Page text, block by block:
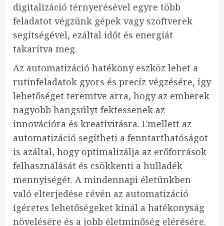
digitalizáció térnyerésével egyre több
feladatot végzünk gépek vagy szoftverek
segítségével, ezáltal időt és energiát
takarítva meg.
Az automatizáció hatékony eszköz lehet a
rutinfeladatok gyors és precíz végzésére, így
lehetőséget teremtve arra, hogy az emberek
nagyobb hangsúlyt fektessenek az
innovációra és kreativitásra. Emellett az
automatizáció segítheti a fenntarthatóságot
is azáltal, hogy optimalizálja az erőforrások
felhasználását és csökkenti a hulladék
mennyiségét. A mindennapi életünkben
való elterjedése révén az automatizáció
ígéretes lehetőségeket kínál a hatékonyság
növelésére és a jobb életminőség elérésére.